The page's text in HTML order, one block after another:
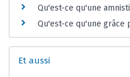
Qu'est-ce qu'une
Qu'est-ce qu'une grâce
Et aussi